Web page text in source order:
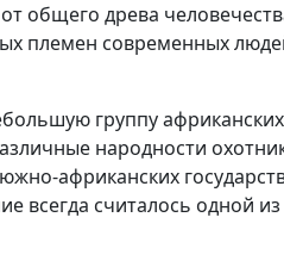
общего древа
племен современных
группу
народности
африканских
всегда считалось одной